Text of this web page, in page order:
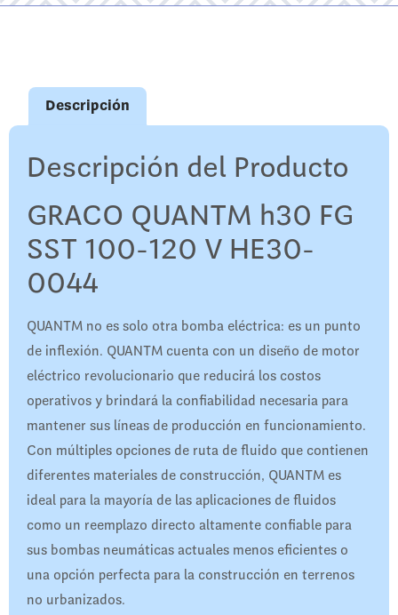
Descripción
Descripción del Producto
GRACO QUANTM h30 FG
SST 100-120 V HE30-
0044
QUANTM no es solo otra bomba eléctrica: es un punto
de inflexión. QUANTM cuenta con un diseño de motor
eléctrico revolucionario que reducirá los costos
operativos y brindará la confiabilidad necesaria para
mantener sus líneas de producción en funcionamiento.
Con múltiples opciones de ruta de fluido que contienen
diferentes materiales de construcción, QUANTM es
ideal para la mayoría de las aplicaciones de fluidos
como un reemplazo directo altamente confiable para
sus bombas neumáticas actuales menos eficientes o
una opción perfecta para la construcción en terrenos
no urbanizados.